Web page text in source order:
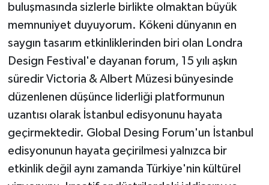
buluşmasında sizlerle birlikte olmaktan büyük
memnuniyet duyuyorum. Kökeni dünyanın en
saygın tasarım etkinliklerinden biri olan Londra
Design Festival'e dayanan forum, 15 yılı aşkın
süredir Victoria & Albert Müzesi bünyesinde
düzenlenen düşünce liderliği platformunun
uzantısı olarak İstanbul edisyonunu hayata
geçirmektedir. Global Desing Forum'un İstanbul
edisyonunun hayata geçirilmesi yalnızca bir
etkinlik değil aynı zamanda Türkiye'nin kültürel